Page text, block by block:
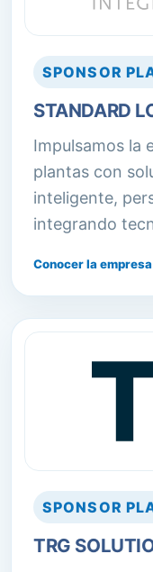
SPONSOR
STANDARD
Impulsamos la
plantas con
inteligente,
integrando
Conocer la empresa
SPONSOR
TRG